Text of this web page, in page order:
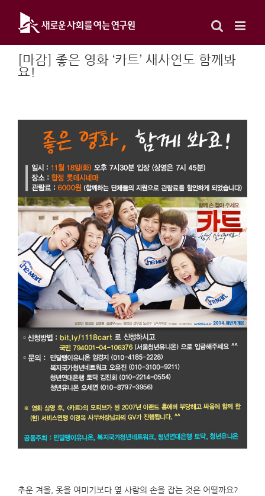
content
[마감] 좋은 영화 ‘카트’ 새사연도 함께봐
요!
추운 겨울, 옷을 여미기보다 옆 사람의 손을 잡는 것은 어떨까요?